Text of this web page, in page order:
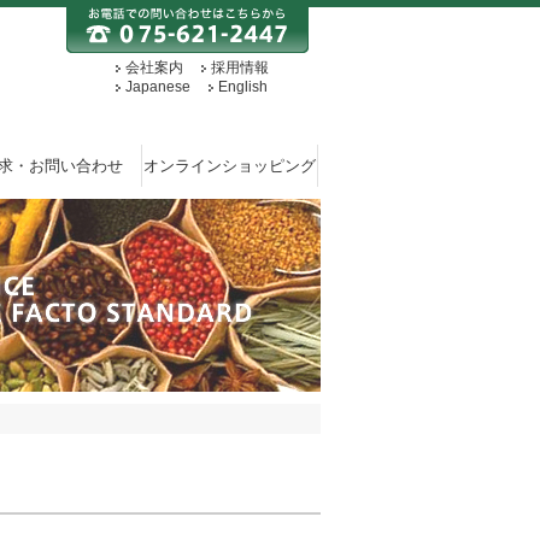
会社案内
採用情報
Japanese
English
・お問い合わせ オンラインショッピング